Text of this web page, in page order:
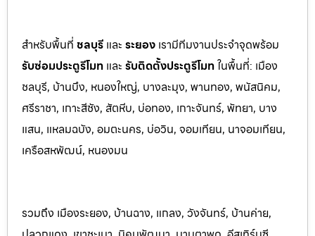
สำหรับพื้นที่ ชลบุรี และ ระยอง เรามีทีมงานประจำจุดพร้อม
รับซ่อมประตูรีโมท และ รับติดตั้งประตูรีโมทในพื้นที่: เมือง
ชลบุรี, บ้านบึง, หนองใหญ่, บางละมุง, พานทอง, พนัสนิคม,
ศรีราชา, เกาะสีชัง, สัตหีบ, บ่อทอง, เกาะจันทร์, พัทยา, บาง
แสน, แหลมฉบัง, อมตะนคร, บ่อวิน, จอมเทียน, นาจอมเทียน,
เครือสหพัฒน์, หนองมน
รวมถึง เมืองระยอง, บ้านฉาง, แกลง, วังจันทร์, บ้านค่าย,